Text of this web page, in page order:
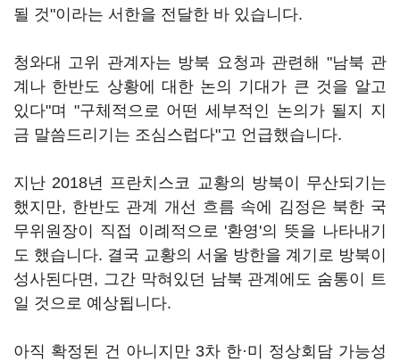
될 것"이라는 서한을 전달한 바 있습니다.
청와대 고위 관계자는 방북 요청과 관련해 "남북 관
계나 한반도 상황에 대한 논의 기대가 큰 것을 알고
있다"며 "구체적으로 어떤 세부적인 논의가 될지 지
금 말씀드리기는 조심스럽다"고 언급했습니다.
지난 2018년 프란치스코 교황의 방북이 무산되기는
했지만, 한반도 관계 개선 흐름 속에 김정은 북한 국
무위원장이 직접 이례적으로 '환영'의 뜻을 나타내기
도 했습니다. 결국 교황의 서울 방한을 계기로 방북이
성사된다면, 그간 막혀있던 남북 관계에도 숨통이 트
일 것으로 예상됩니다.
아직 확정된 건 아니지만 3차 한·미 정상회담 가능성